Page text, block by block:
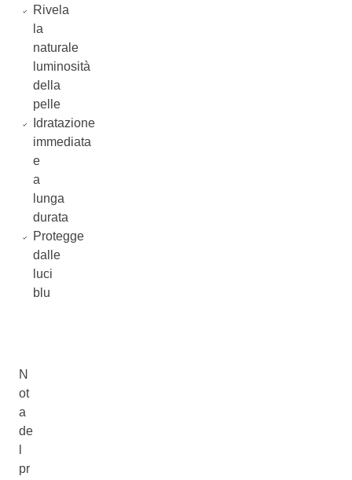
Rivela
la
naturale
luminosità
della
pelle
Idratazione
immediata
e
a
lunga
durata
Protegge
dalle
luci
blu
N
ot
a
de
pr